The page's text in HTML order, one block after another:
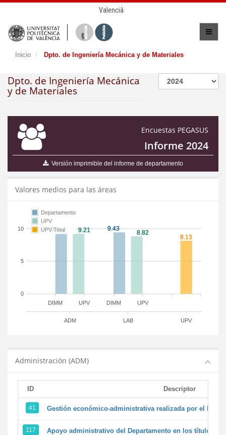
Valencià
Inicio Dpto. de Ingeniería Mecánica y de Materiales
Dpto. de Ingeniería Mecánica
y de Materiales
Encuestas PEGASUS
Informe 2024
Versión imprimible del informe de departamento
Valores medios para las áreas
DIMM DIMM
UPV UPV
ADM LAB UPV
0
5
10
Departamento
UPV
UPV Total
Administración (ADM)
ID Descriptor
41 Gestión económico-administrativa realizada por el
117 Apoyo administrativo del Departamento en los títulos de